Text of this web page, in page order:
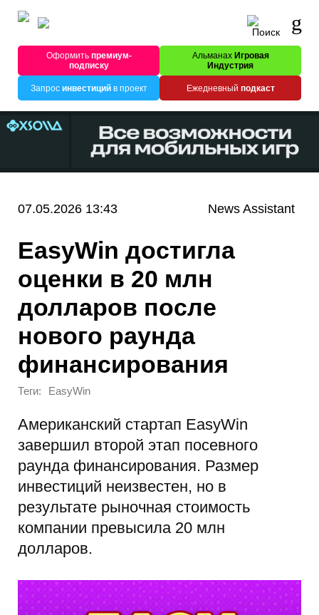
Оформитьпремиум-
подписку
Альманах Игровая
Индустрия
Запрос инвестицийв проект Ежедневный подкаст
07.05.2026 13:43 News Assistant
EasyWin достигла
оценки в 20 млн
долларов после
нового раунда
финансирования
Теги: EasyWin
Американский стартап EasyWin
завершил второй этап посевного
раунда финансирования. Размер
инвестиций неизвестен, но в
результате рыночная стоимость
компании превысила 20 млн
долларов.